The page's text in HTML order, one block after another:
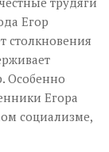
Егор
столкновения
Особенно
Егора
социализме,